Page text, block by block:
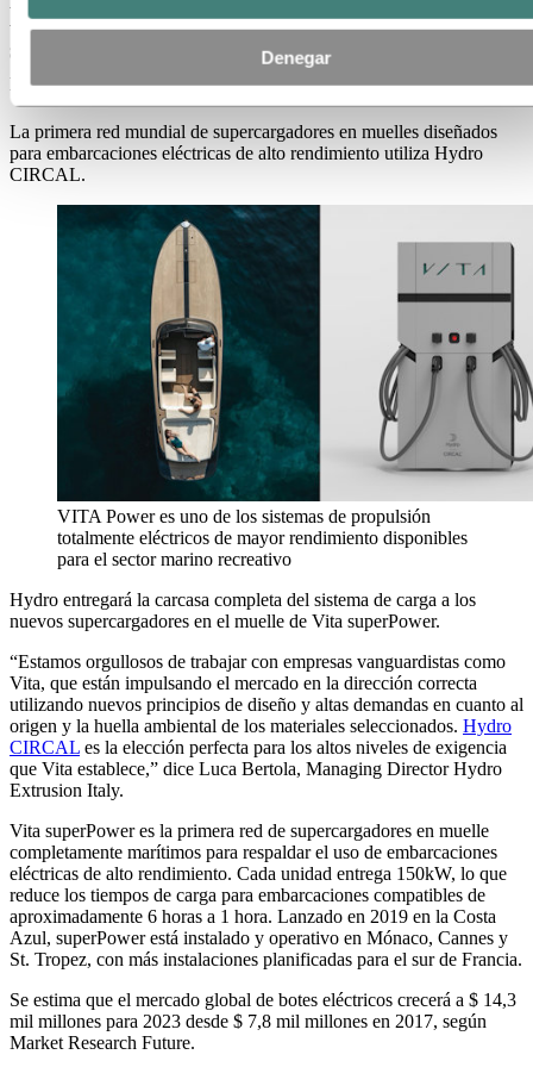
Denegar
La primera red mundial de
supercargadores marinos utiliza aluminio
reciclado de Hydro
La primera red mundial de supercargadores en muelles diseñados
para embarcaciones eléctricas de alto rendimiento utiliza Hydro
CIRCAL.
VITA Power es uno de los sistemas de propulsión
totalmente eléctricos de mayor rendimiento disponibles
para el sector marino recreativo
Hydro entregará la carcasa completa del sistema de carga a los
nuevos supercargadores en el muelle de Vita superPower.
“Estamos orgullosos de trabajar con empresas vanguardistas como
Vita, que están impulsando el mercado en la dirección correcta
utilizando nuevos principios de diseño y altas demandas en cuanto al
origen y la huella ambiental de los materiales seleccionados. Hydro
CIRCAL es la elección perfecta para los altos niveles de exigencia
que Vita establece,” dice Luca Bertola, Managing Director Hydro
Extrusion Italy.
Vita superPower es la primera red de supercargadores en muelle
completamente marítimos para respaldar el uso de embarcaciones
eléctricas de alto rendimiento. Cada unidad entrega 150kW, lo que
reduce los tiempos de carga para embarcaciones compatibles de
aproximadamente 6 horas a 1 hora. Lanzado en 2019 en la Costa
Azul, superPower está instalado y operativo en Mónaco, Cannes y
St. Tropez, con más instalaciones planificadas para el sur de Francia.
Se estima que el mercado global de botes eléctricos crecerá a $ 14,3
mil millones para 2023 desde $ 7,8 mil millones en 2017, según
Market Research Future.